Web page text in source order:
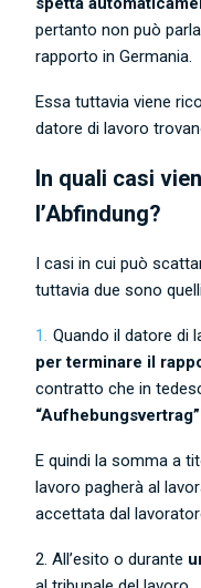
pertanto non può
rapporto in Germania.
Essa tuttavia viene
datore di lavoro
In quali casi
l’Abfindung?
I casi in cui può
tuttavia due sono
Quando il datore di
per terminare il
contratto che in
“Aufhebungsvertrag”
E quindi la somma a
lavoro pagherà al
accettata dal
2. All’esito o durante